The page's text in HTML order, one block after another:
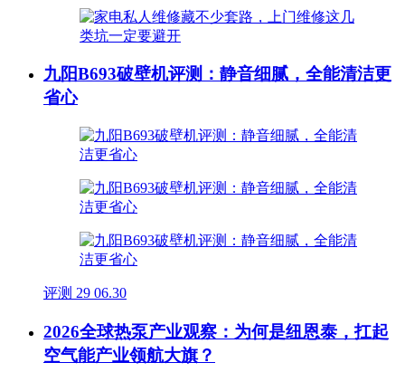
九阳B693破壁机评测：静音细腻，全能清洁更
省心
评测 29 06.30
2026全球热泵产业观察：为何是纽恩泰，扛起
空气能产业领航大旗？